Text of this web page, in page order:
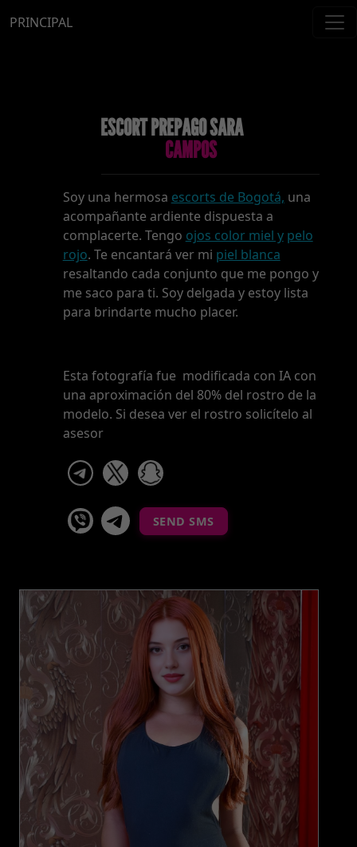
PRINCIPAL
ESCORT PREPAGO SARA
CAMPOS
Soy una hermosa escorts de Bogotá, una
acompañante ardiente dispuesta a
complacerte. Tengo ojos color miel y pelo
rojo. Te encantará ver mi piel blanca
resaltando cada conjunto que me pongo y
me saco para ti. Soy delgada y estoy lista
para brindarte mucho placer.
Esta fotografía fue modificada con IA con
una aproximación del 80% del rostro de la
modelo. Si desea ver el rostro solicítelo al
asesor
telegram
viber Telegram La Celestina
SEND SMS